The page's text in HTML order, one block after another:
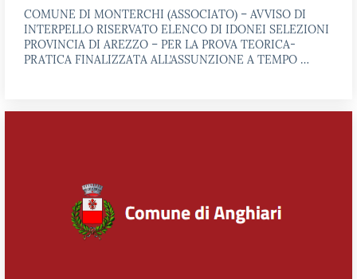
COMUNE DI MONTERCHI (ASSOCIATO) – AVVISO DI
INTERPELLO RISERVATO ELENCO DI IDONEI SELEZIONI
PROVINCIA DI AREZZO – PER LA PROVA TEORICA-
PRATICA FINALIZZATA ALL’ASSUNZIONE A TEMPO …